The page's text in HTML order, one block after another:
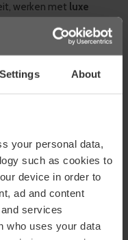
About
your personal data,
such as cookies to
device in order to
ad and content
services
who uses your data
werken met luxe
in meubels en
grote selectie van
je op zoek naar een
op met
natuurlijk ook,
tevreden met